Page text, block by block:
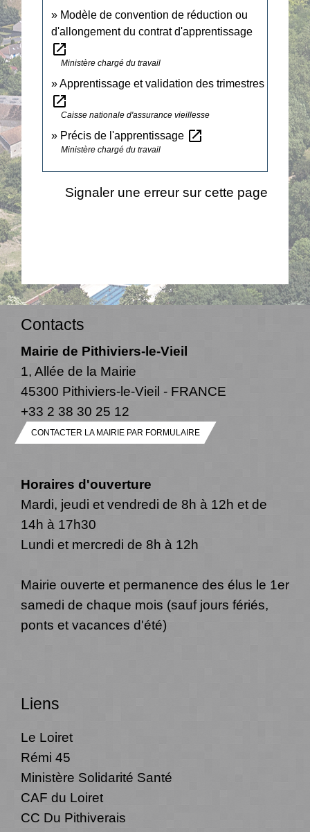
Modèle de convention de réduction ou
d'allongement du contrat d'apprentissage
open_in_new
Ministère chargé du travail
Apprentissage et validation des trimestres
open_in_new
Caisse nationale d'assurance vieillesse
Précis de l'apprentissage open_in_new
Ministère chargé du travail
Signaler une erreur sur cette page
Contacts
Mairie de Pithiviers-le-Vieil
1, Allée de la Mairie
45300 Pithiviers-le-Vieil - FRANCE
+33 2 38 30 25 12
CONTACTER LA MAIRIE PAR FORMULAIRE
Horaires d'ouverture
Mardi, jeudi et vendredi de 8h à 12h et de
14h à 17h30
Lundi et mercredi de 8h à 12h
Mairie ouverte et permanence des élus le 1er
samedi de chaque mois (sauf jours fériés,
ponts et vacances d'été)
Liens
Le Loiret
Rémi 45
Ministère Solidarité Santé
CAF du Loiret
CC Du Pithiverais